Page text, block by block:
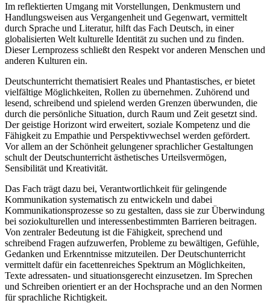
Im reflektierten Umgang mit Vorstellungen, Denkmustern und
Handlungsweisen aus Vergangenheit und Gegenwart, vermittelt
durch Sprache und Literatur, hilft das Fach Deutsch, in einer
globalisierten Welt kulturelle Identität zu suchen und zu finden.
Dieser Lernprozess schließt den Respekt vor anderen Menschen und
anderen Kulturen ein.
Deutschunterricht thematisiert Reales und Phantastisches, er bietet
vielfältige Möglichkeiten, Rollen zu übernehmen. Zuhörend und
lesend, schreibend und spielend werden Grenzen überwunden, die
durch die persönliche Situation, durch Raum und Zeit gesetzt sind.
Der geistige Horizont wird erweitert, soziale Kompetenz und die
Fähigkeit zu Empathie und Perspektivwechsel werden gefördert.
Vor allem an der Schönheit gelungener sprachlicher Gestaltungen
schult der Deutschunterricht ästhetisches Urteilsvermögen,
Sensibilität und Kreativität.
Das Fach trägt dazu bei, Verantwortlichkeit für gelingende
Kommunikation systematisch zu entwickeln und dabei
Kommunikationsprozesse so zu gestalten, dass sie zur Überwindung
bei soziokulturellen und interessenbestimmten Barrieren beitragen.
Von zentraler Bedeutung ist die Fähigkeit, sprechend und
schreibend Fragen aufzuwerfen, Probleme zu bewältigen, Gefühle,
Gedanken und Erkenntnisse mitzuteilen. Der Deutschunterricht
vermittelt dafür ein facettenreiches Spektrum an Möglichkeiten,
Texte adressaten- und situationsgerecht einzusetzen. Im Sprechen
und Schreiben orientiert er an der Hochsprache und an den Normen
für sprachliche Richtigkeit.